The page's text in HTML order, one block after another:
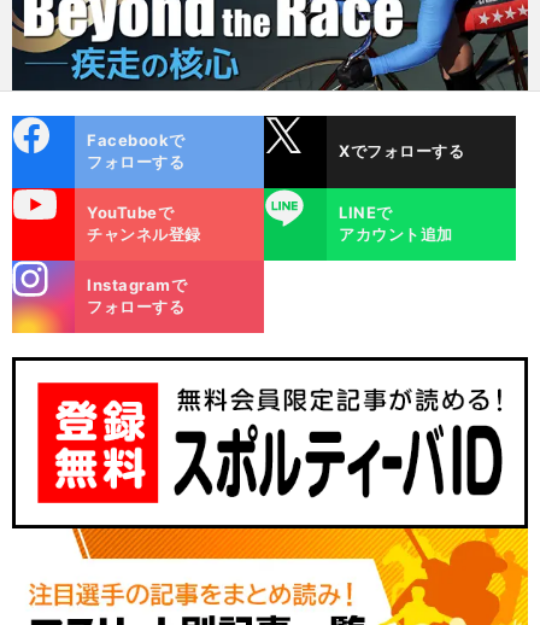
ok
Facebookで
フォローする
Xでフォローする
YouTubeで
チャンネル登録
LINE
LINEで
アカウント追加
m
Instagramで
フォローする